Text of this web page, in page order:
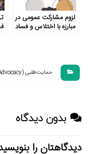
لزوم مشارکت عمومی در
مبارزه با اختلاس و فساد
حمایت‌طلبی (Advocacy)
بدون دیدگاه
دیدگاهتان را